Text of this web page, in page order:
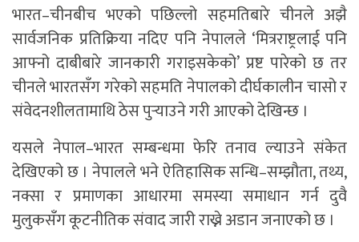
भारत–चीनबीच भएको पछिल्लो सहमतिबारे चीनले अझै
सार्वजनिक प्रतिक्रिया नदिए पनि नेपालले ‘मित्रराष्ट्रलाई पनि
आफ्नो दाबीबारे जानकारी गराइसकेको’ प्रष्ट पारेको छ तर
चीनले भारतसँग गरेको सहमति नेपालको दीर्घकालीन चासो र
संवेदनशीलतामाथि ठेस पुर्‍याउने गरी आएको देखिन्छ ।
यसले नेपाल–भारत सम्बन्धमा फेरि तनाव ल्याउने संकेत
देखिएको छ । नेपालले भने ऐतिहासिक सन्धि–सम्झौता, तथ्य,
नक्सा र प्रमाणका आधारमा समस्या समाधान गर्न दुवै
मुलुकसँग कूटनीतिक संवाद जारी राख्ने अडान जनाएको छ ।